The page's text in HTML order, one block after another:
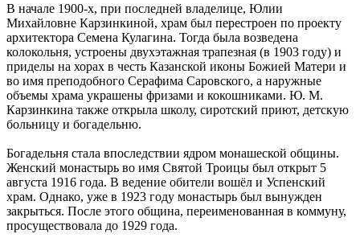
В начале 1900-х, при последней владелице, Юлии
Михайловне Карзинкиной, храм был перестроен по проекту
архитектора Семена Кулагина. Тогда была возведена
колокольня, устроены двухэтажная трапезная (в 1903 году) и
приделы на хорах в честь Казанской иконы Божией Матери и
во имя преподобного Серафима Саровского, а наружные
объемы храма украшены фризами и кокошниками. Ю. М.
Карзинкина также открыла школу, сиротский приют, детскую
больницу и богадельню.
Богадельня стала впоследствии ядром монашеской общины.
Женский монастырь во имя Святой Троицы был открыт 5
августа 1916 года. В ведение обители вошёл и Успенский
храм. Однако, уже в 1923 году монастырь был вынужден
закрыться. После этого община, переименованная в коммуну,
просуществовала до 1929 года.